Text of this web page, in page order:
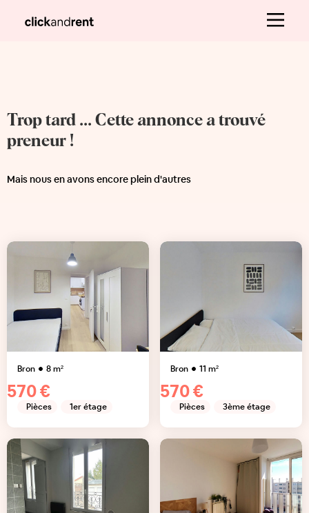
Trop tard ... Cette annonce a trouvé
preneur !
Mais nous en avons encore plein d'autres
Bron 8m²
570 €
Pièces 1er étage
Bron 11 m²
570 €
Pièces 3ème étage